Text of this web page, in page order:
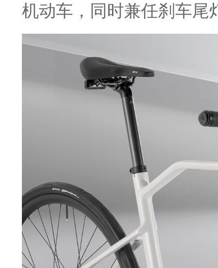
机动车，同时兼任刹车尾